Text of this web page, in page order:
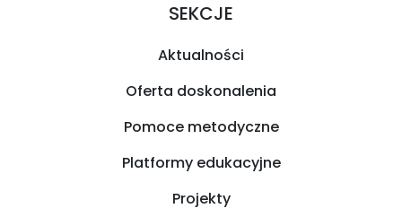
SEKCJE
Aktualności
Oferta doskonalenia
Pomoce metodyczne
Platformy edukacyjne
Projekty